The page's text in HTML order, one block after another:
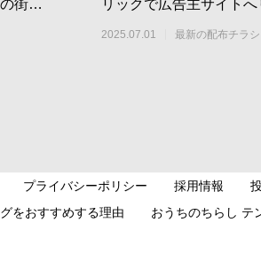
街ス リックで広告主サイト
ONE'S STYLE｜北矢
2025.07.01 最新の配布チラシ
プライバシーポリシー 採用情報
をおすすめする理由 おうちのちらし テ